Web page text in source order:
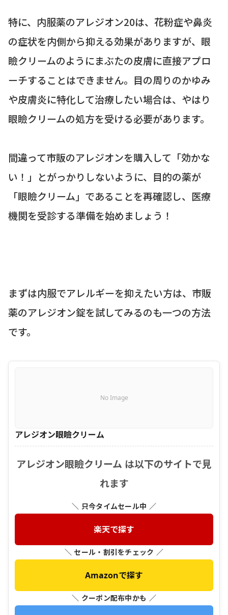
特に、内服薬のアレジオン20は、花粉症や鼻炎
の症状を内側から抑える効果がありますが、眼
瞼クリームのようにまぶたの皮膚に直接アプロ
ーチすることはできません。目の周りのかゆみ
や皮膚炎に特化して治療したい場合は、やはり
眼瞼クリームの処方を受ける必要があります。
間違って市販のアレジオンを購入して「効かな
い！」とがっかりしないように、目的の薬が
「眼瞼クリーム」であることを再確認し、医療
機関を受診する準備を始めましょう！
まずは内服でアレルギーを抑えたい方は、市販
薬のアレジオン錠を試してみるのも一つの方法
です。
No Image
アレジオン眼瞼クリーム
アレジオン眼瞼クリーム は以下のサイトで見
れます
＼ 只今タイムセール中 ／
楽天で探す
＼ セール・割引をチェック ／
Amazonで探す
＼ クーポン配布中かも ／